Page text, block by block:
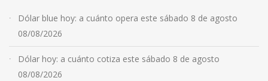
Dólar blue hoy: a cuánto opera este sábado 8 de agosto
08/08/2026
Dólar hoy: a cuánto cotiza este sábado 8 de agosto
08/08/2026